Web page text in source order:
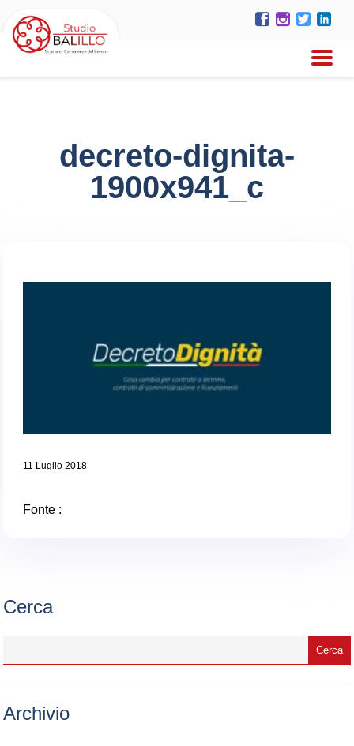
decreto-dignita-
1900x941_c
11 Luglio 2018
Fonte :
Cerca
Archivio